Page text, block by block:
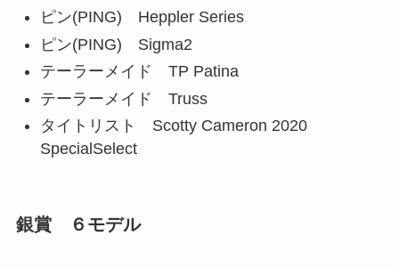
ピン(PING) Heppler Series
ピン(PING) Sigma2
テーラーメイド TP Patina
テーラーメイド Truss
タイトリスト Scotty Cameron 2020
SpecialSelect
銀賞 ６モデル